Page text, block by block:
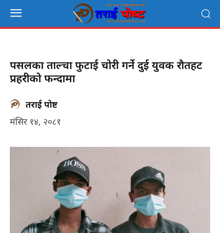
पसलका ताल्चा फुटाई चोरी गर्ने दुई युवक रौतहट
प्रहरीको फन्दामा
तराई पोष्ट
मंसिर १४, २०८१